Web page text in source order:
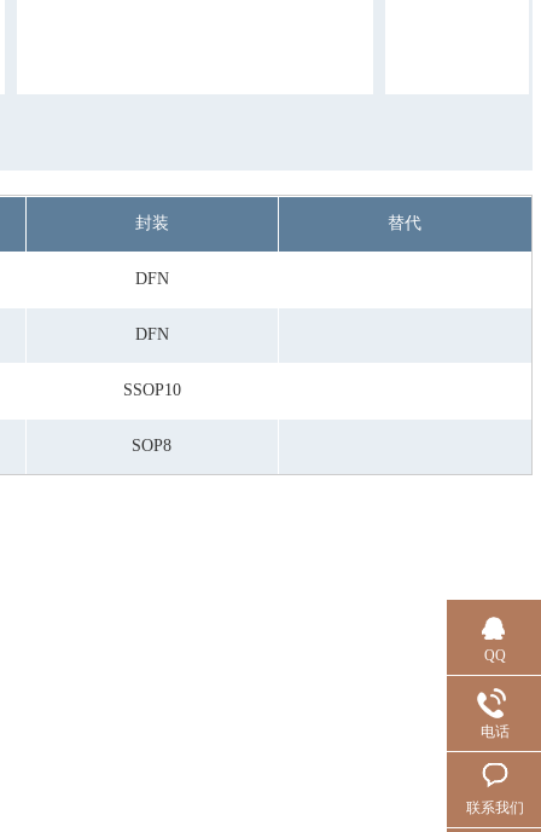
封装 替代
DFN
DFN
SSOP10
SOP8
QQ
电话
联系我们